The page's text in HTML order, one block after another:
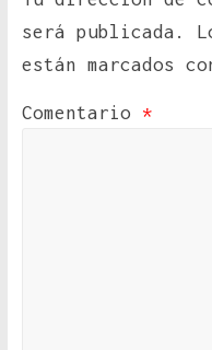
será publicada.
están marcados
Comentario *